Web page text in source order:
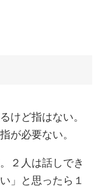
けど指はない。
が必要ない。
２人は話しでき
」と思ったら１